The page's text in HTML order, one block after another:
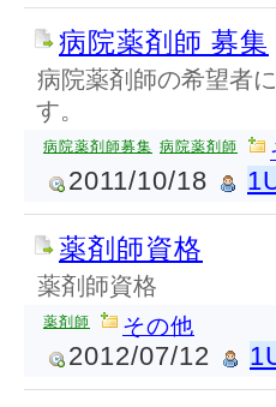
病院薬剤師 募集
病院薬剤師の希望者
す。
病院薬剤師募集 病院薬剤師
2011/10/18
薬剤師資格
薬剤師資格
薬剤師 その他
2012/07/12